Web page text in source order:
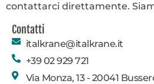
contattarci direttamente.
Contatti
italkrane@italkrane.it
+39 02 929 721
Via Monza, 13 - 20041